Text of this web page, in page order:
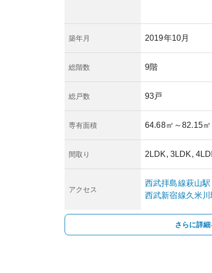
築年月 2019年10月
総階数 9階
総戸数 93戸
専有面積 64.68㎡ ～82.15㎡
間取り 2LDK, 3LDK,
アクセス
西武拝島線萩山駅
西武新宿線久米川
さらに詳